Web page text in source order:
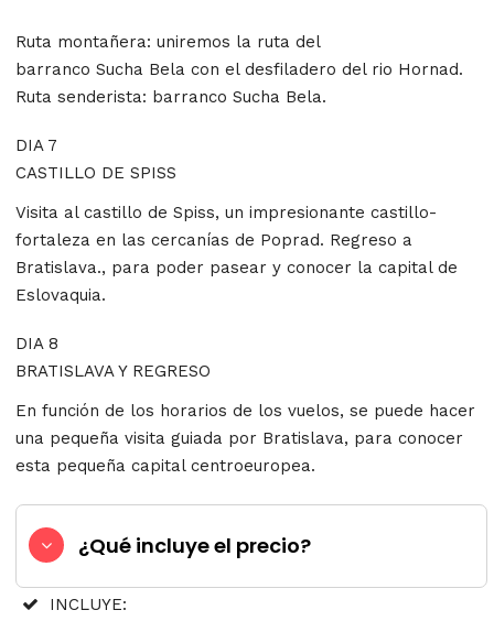
Ruta montañera: uniremos la ruta del
barranco Sucha Bela con el desfiladero del rio Hornad.
Ruta senderista: barranco Sucha Bela.
DIA 7
CASTILLO DE SPISS
Visita al castillo de Spiss, un impresionante castillo-
fortaleza en las cercanías de Poprad. Regreso a
Bratislava., para poder pasear y conocer la capital de
Eslovaquia.
DIA 8
BRATISLAVA Y REGRESO
En función de los horarios de los vuelos, se puede hacer
una pequeña visita guiada por Bratislava, para conocer
esta pequeña capital centroeuropea.
¿Qué incluye el precio?
INCLUYE: